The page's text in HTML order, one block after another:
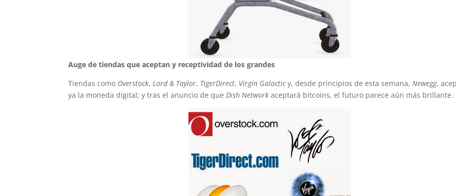
Auge de tiendas que aceptan y receptividad de los grandes
Tiendas como Overstock, Lord & Taylor, TigerDirect, Virgin Galacticy, desde principios de esta semana, Newegg,
ya la moneda digital; y tras el anuncio de que Dish Network aceptará bitcoins, el futuro parece aún más brillante.